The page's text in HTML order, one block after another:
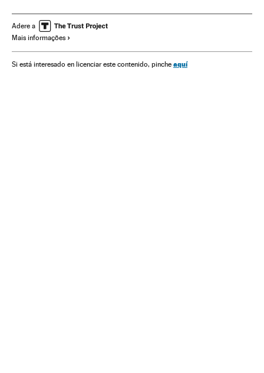
Governo Brasil Espaços naturais
América do Sul
Política Administração pública Meio ambiente
Adere a
Mais informações
Si está interesado en licenciar este contenido, pinche aquí